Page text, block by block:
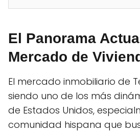
El Panorama
Mercado de
El mercado inmobiliario de
siendo uno de los más
de Estados Unidos,
comunidad hispana que